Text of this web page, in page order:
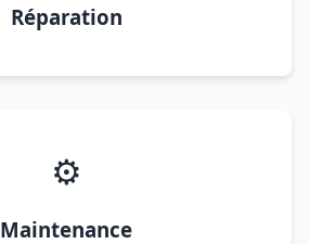
Réparation
⚙️
Maintenance